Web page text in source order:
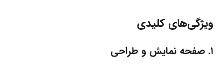
ویژگی‌های کلیدی
۱. صفحه نمایش و طراحی